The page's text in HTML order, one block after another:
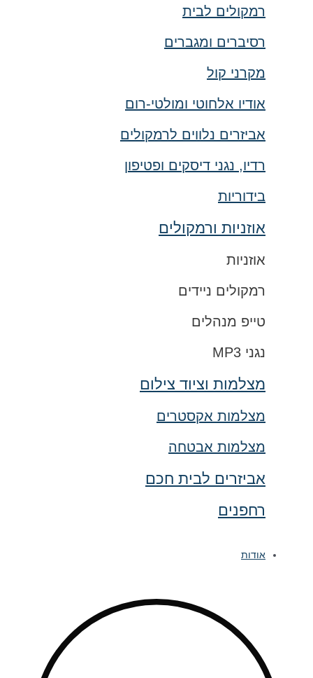
רמקולים לבית
רסיברים ומגברים
מקרני קול
אודיו אלחוטי ומולטי-רום
אביזרים נלווים לרמקולים
רדיו, נגני דיסקים ופטיפון
בידוריות
אוזניות ורמקולים
אוזניות
רמקולים ניידים
טייפ מנהלים
נגני MP3
מצלמות וציוד צילום
מצלמות אקסטרים
מצלמות אבטחה
אביזרים לבית חכם
רחפנים
אודות